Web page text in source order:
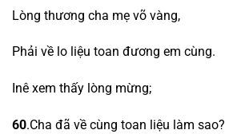
Lòng thương cha mẹ võ vàng,
Phải về lo liệu toan đương em cùng.
Inê xem thấy lòng mừng;
60.Cha đã về cùng toan liệu làm sao?